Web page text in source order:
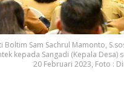
S
e
p
u
Boltim Sam Sachrul Mamonto,
kepada Sangadi (Kepala Desa)
20 Februari 2023, Foto :